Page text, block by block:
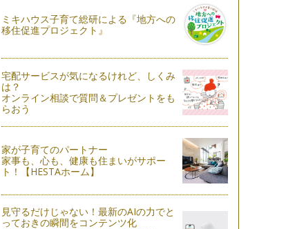
ミキハウス子育て総研による『地方への
移住促進プロジェクト』
宅配サービスが気になるけれど、しくみ
は？
オンライン相談で質問＆プレゼントをも
らおう
家が子育てのパートナー
家事も、心も、健康も住まいがサポー
ト！【HESTAホーム】
見守るだけじゃない！最新のAIの力でと
っておきの瞬間をコンテンツ化